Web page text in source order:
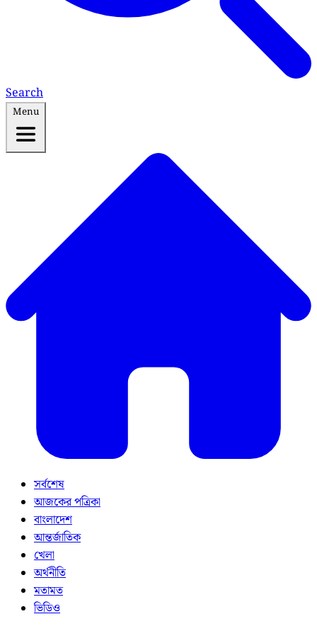
Search
Menu
সর্বশেষ
আজকের পত্রিকা
বাংলাদেশ
আন্তর্জাতিক
খেলা
অর্থনীতি
মতামত
ভিডিও